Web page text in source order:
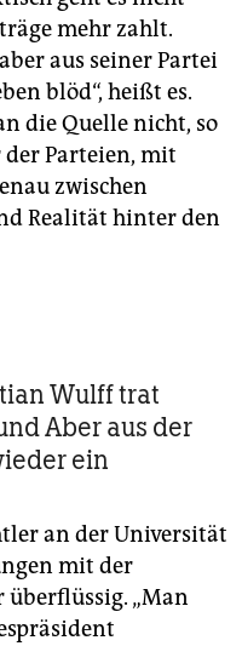
mehr zahlt.
aus seiner Partei
blöd“, heißt es.
die Quelle nicht, so
Parteien, mit
zwischen
Realität hinter den
Wulff trat
Aber aus der
ein
an der Universität
mit der
„Man